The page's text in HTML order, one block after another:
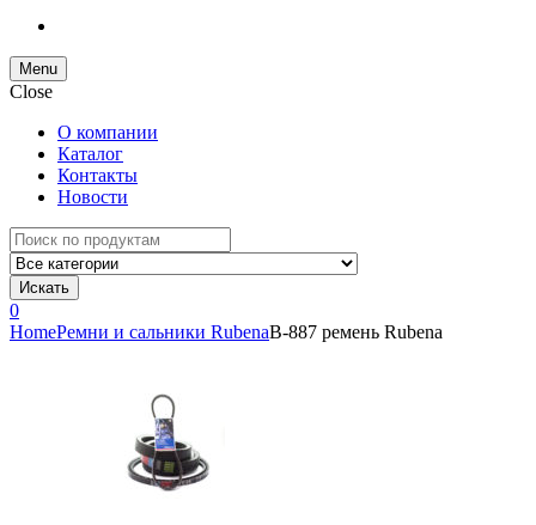
Menu
Close
О компании
Каталог
Контакты
Новости
Search
for:
Искать
0
HomeРемни и сальники RubenaB-887 ремень Rubena